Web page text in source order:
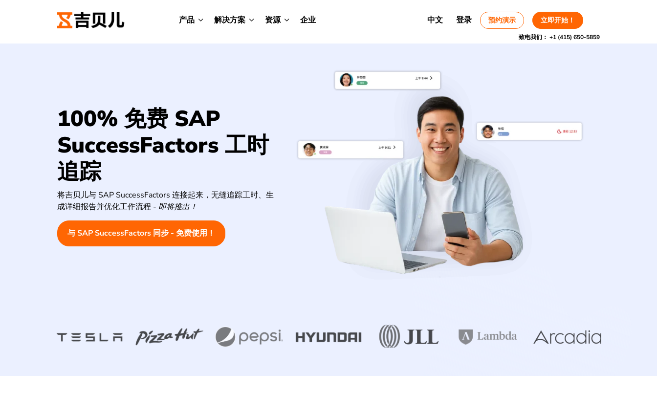
产品 解决方案 资源 企业 中文 登录 预约演示 立即开始！
致电我们： +1 (415) 650-5859
100% 免费 SAP
SuccessFactors 工时
追踪
将吉贝儿与 SAP SuccessFactors 连接起来，无缝追踪工时、生
成详细报告并优化工作流程 - 即将推出！
与 SAP SuccessFactors 同步 - 免费使用！